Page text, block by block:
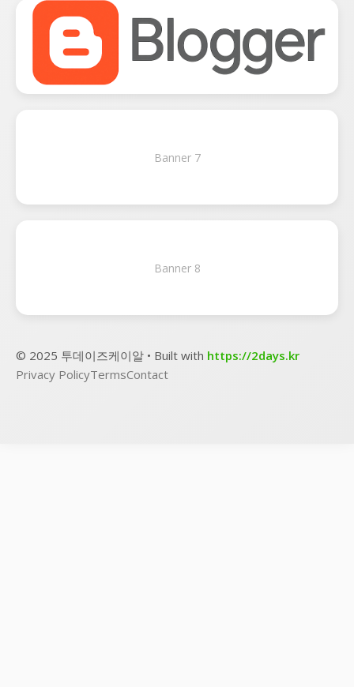
Banner 7
Banner 8
© 2025 투데이즈케이알 • Built with https://2days.kr
Privacy PolicyTermsContact